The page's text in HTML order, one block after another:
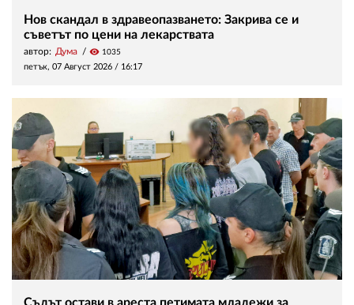
Нов скандал в здравеопазването: Закрива се и
съветът по цени на лекарствата
автор: Дума visibility 1035
петък, 07 Август 2026 / 16:17
Съдът остави в ареста петимата младежи за